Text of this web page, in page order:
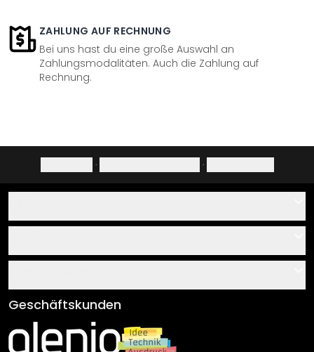
ZAHLUNG AUF RECHNUNG
Bei uns hast du eine große Auswahl an
Zahlungsmodalitäten. Auch die Zahlung auf
Rechnung.
· ·
Über uns
Klebe- und Montageanleitungen
Newsletter An-/Abmeldung
AGB
Impressum
Versand & Zahlung
Geschäftskunden